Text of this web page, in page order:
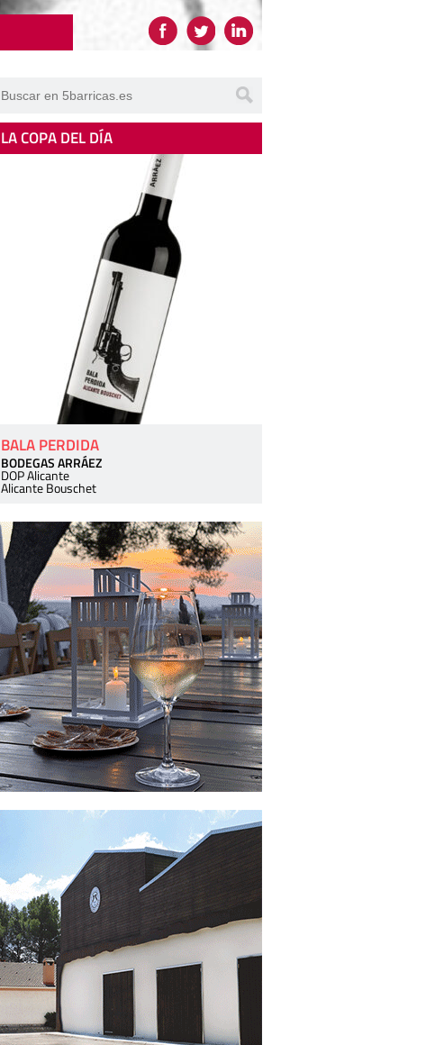
LA COPA DEL DÍA
BALA PERDIDA
BODEGAS ARRÁEZ
DOP Alicante
Alicante Bouschet